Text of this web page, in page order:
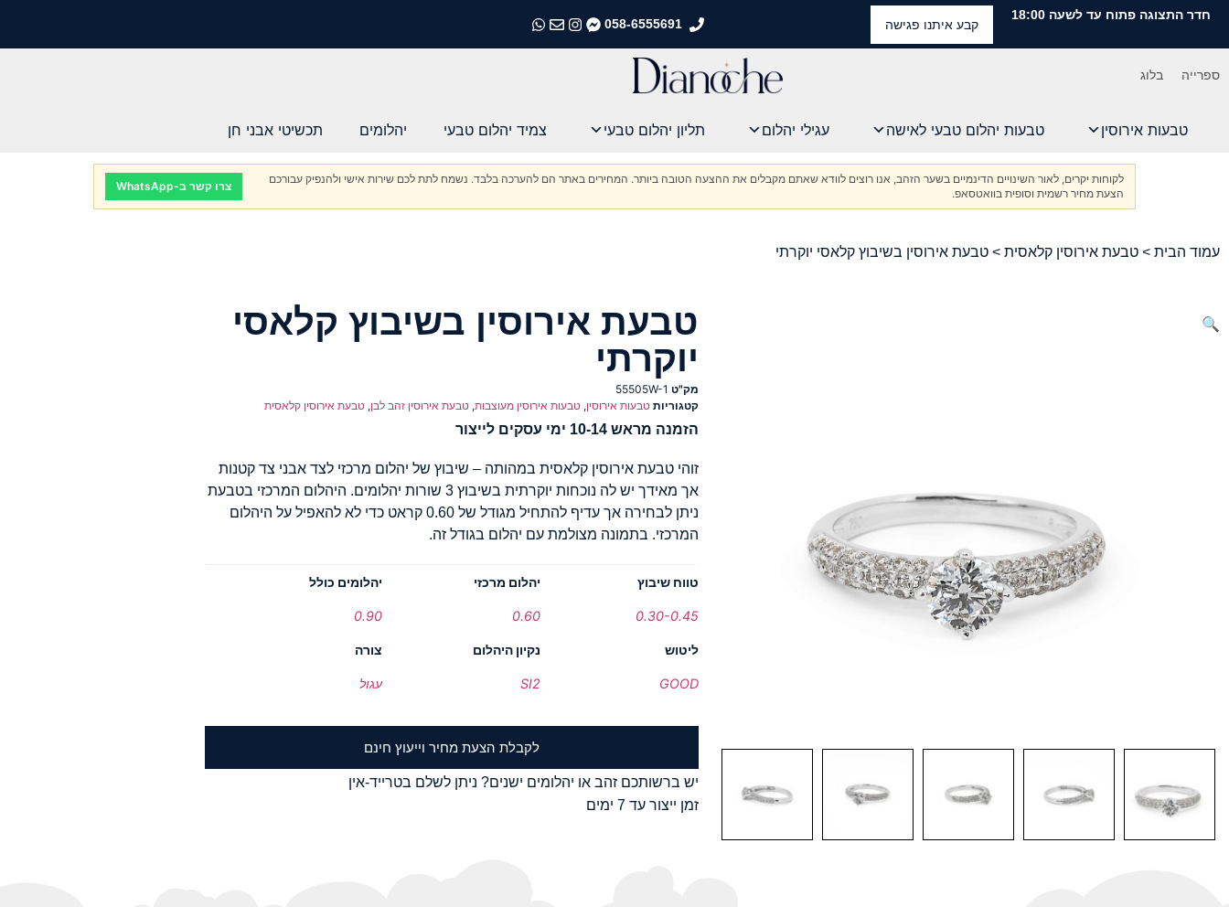
חדר התצוגה פתוח עד לשעה 18:00
קבע איתנו פגישה 058-6555691
התקשרו אלינו
התקשרו אלינו
התקשרו אלינו
התקשרו אלינו
ספרייה בלוג
טבעות אירוסין טבעות יהלום טבעי לאישה עגילי יהלום תליון יהלום טבעי צמיד יהלום טבעי יהלומים תכשיטי אבני חן
לקוחות יקרים, לאור השינויים הדינמיים בשער הזהב, אנו רוצים לוודא שאתם מקבלים את ההצעה הטובה ביותר. המחירים באתר הם להערכה בלבד. נשמח לתת לכם שירות אישי ולהנפיק עבורכם
הצעת מחיר רשמית וסופית בוואטסאפ.
צרו קשר ב-WhatsApp
עמוד הבית > טבעת אירוסין קלאסית > טבעת אירוסין בשיבוץ קלאסי יוקרתי
🔍
טבעת אירוסין בשיבוץ קלאסי
יוקרתי
מק"ט 55505W-1
קטגוריות טבעות אירוסין, טבעות אירוסין מעוצבות, טבעת אירוסין זהב לבן, טבעת אירוסין קלאסית
הזמנה מראש 10-14 ימי עסקים לייצור
זוהי טבעת אירוסין קלאסית במהותה – שיבוץ של יהלום מרכזי לצד אבני צד קטנות
אך מאידך יש לה נוכחות יוקרתית בשיבוץ 3 שורות יהלומים. היהלום המרכזי בטבעת
ניתן לבחירה אך עדיף להתחיל מגודל של 0.60 קראט כדי לא להאפיל על היהלום
המרכזי. בתמונה מצולמת עם יהלום בגודל זה.
טווח שיבוץ
0.30-0.45
יהלום מרכזי
0.60
יהלומים כולל
0.90
ליטוש
GOOD
נקיון היהלום
SI2
צורה
עגול
לקבלת הצעת מחיר וייעוץ חינם
יש ברשותכם זהב או יהלומים ישנים? ניתן לשלם בטרייד-אין
זמן ייצור עד 7 ימים